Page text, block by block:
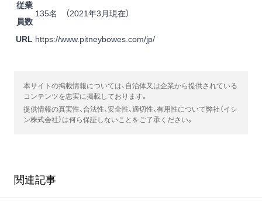
従業
員数
135名 （2021年3月現在）
URL https://www.pitneybowes.com/jp/
本サイトの掲載情報については、自治体又は企業から提供されている
コンテンツを忠実に掲載しております。
提供情報の真実性、合法性、安全性、適切性、有用性について弊社（イシ
ン株式会社）は何ら保証しないことをご了承ください。
関連記事